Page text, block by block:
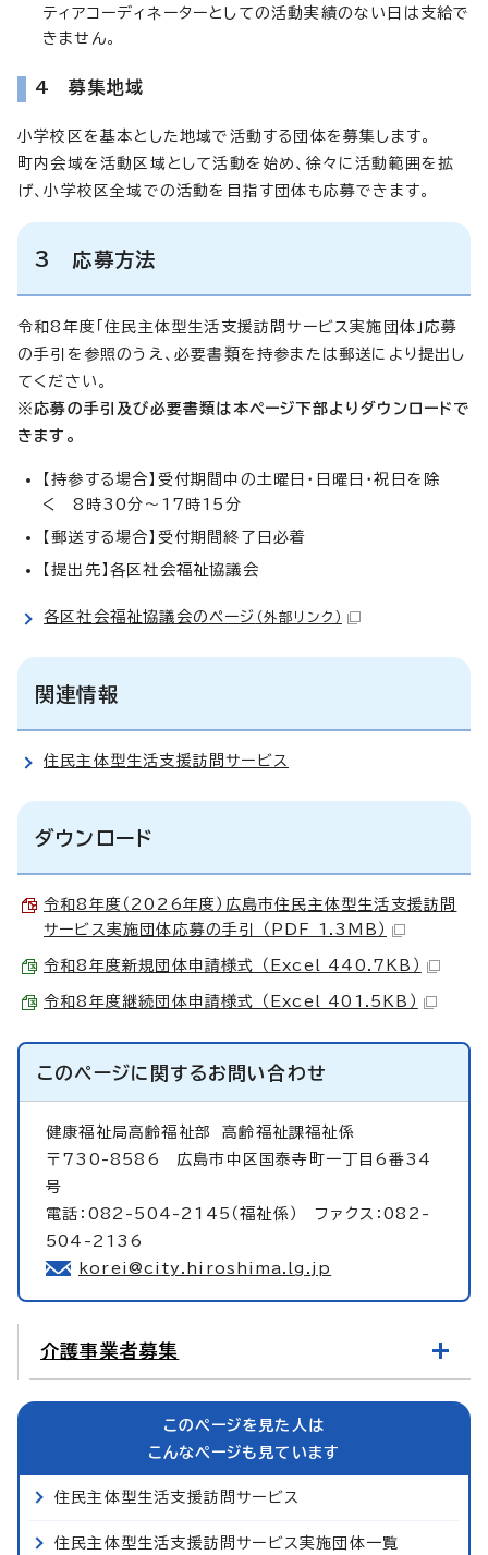
ティアコーディネーターとしての活動実績のない日は支給で
きません。
4 募集地域
小学校区を基本とした地域で活動する団体を募集します。
町内会域を活動区域として活動を始め、徐々に活動範囲を拡
げ、小学校区全域での活動を目指す団体も応募できます。
3 応募方法
令和8年度「住民主体型生活支援訪問サービス実施団体」応募
の手引を参照のうえ、必要書類を持参または郵送により提出し
てください。
※応募の手引及び必要書類は本ページ下部よりダウンロードで
きます。
【持参する場合】受付期間中の土曜日・日曜日・祝日を除
く 8時30分～17時15分
【郵送する場合】受付期間終了日必着
【提出先】各区社会福祉協議会
各区社会福祉協議会のページ （外部リンク）
関連情報
住民主体型生活支援訪問サービス
ダウンロード
令和8年度（2026年度）広島市住民主体型生活支援訪問
サービス実施団体応募の手引 （PDF 1.3MB）
令和8年度新規団体申請様式 （Excel 440.7KB）
令和8年度継続団体申請様式 （Excel 401.5KB）
このページに関するお問い合わせ
健康福祉局高齢福祉部高齢福祉課福祉係
〒730-8586 広島市中区国泰寺町一丁目6番34
号
電話：082-504-2145（福祉係） ファクス：082-
504-2136
korei@city.hiroshima.lg.jp
介護事業者募集
このページを見た人は
こんなページも見ています
住民主体型生活支援訪問サービス
住民主体型生活支援訪問サービス実施団体一覧